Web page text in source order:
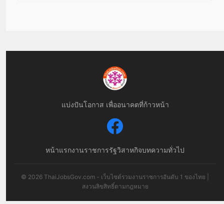
แบ่งปันโอกาส เพื่ออนาคตที่ก้าวหน้า
หน้าแรกงานราชการรัฐวิสาหกิจบทความทั่วไป
© 2026 ThaiJobsGov.com - เว็บไซต์รวมงานราชการอันดับ 1 ของไทย |
สงวนลิขสิทธิ์ตามกฎหมาย